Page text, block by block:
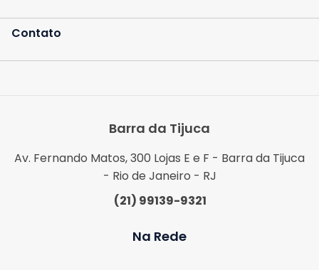
Contato
Barra da Tijuca
Av. Fernando Matos, 300 Lojas E e F - Barra da Tijuca
- Rio de Janeiro - RJ
(21) 99139-9321
Na Rede